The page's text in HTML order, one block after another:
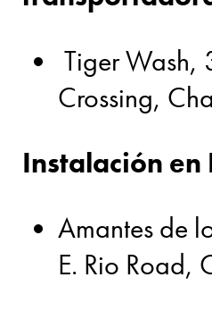
Tiger Wash,
Crossing,
Instalación en
Amantes de
E. Rio Road,